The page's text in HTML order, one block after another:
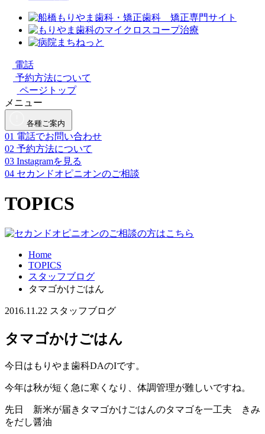
電話
予約方法について
ページトップ
メニュー
各種ご案内
01 電話でお問い合わせ
02 予約方法について
03 Instagramを見る
04 セカンドオピニオンのご相談
TOPICS
Home
TOPICS
スタッフブログ
タマゴかけごはん
2016.11.22 スタッフブログ
タマゴかけごはん
今日はもりやま歯科DAのIです。
今年は秋が短く急に寒くなり、体調管理が難しいですね。
先日 新米が届きタマゴかけごはんのタマゴを一工夫 きみ
をだし醤油